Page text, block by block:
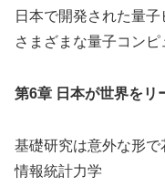
日本で開発された量子
さまざまな量子コンピ
第6章 日本が世界をリ
基礎研究は意外な形で
情報統計力学